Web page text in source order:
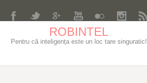
ROBINTEL
Pentru că inteligența este un loc tare singuratic!